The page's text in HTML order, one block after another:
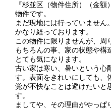
『杉並区（物件住所）（金額
物件です。
まだ現地には行っていません
かなり経っております。
この物件に限りませんが、周
もちろんの事、家の状態や構
とても気になります。
古い家は寒い、暑いという心
す。表面をきれいにしても、
覚が不快なことは避けたいと
す。
ましてや、その理由がやっぱ